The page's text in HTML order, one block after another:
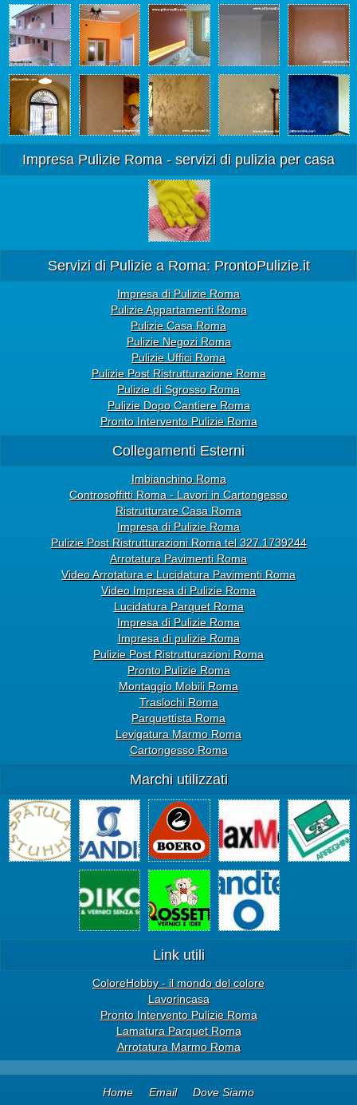
Impresa Pulizie Roma - servizi di pulizia per casa
Servizi di Pulizie a Roma: ProntoPulizie.it
Impresa di Pulizie Roma
Pulizie Appartamenti Roma
Pulizie Casa Roma
Pulizie Negozi Roma
Pulizie Uffici Roma
Pulizie Post Ristrutturazione Roma
Pulizie di Sgrosso Roma
Pulizie Dopo Cantiere Roma
Pronto Intervento Pulizie Roma
Collegamenti Esterni
Imbianchino Roma
Controsoffitti Roma - Lavori in Cartongesso
Ristrutturare Casa Roma
Impresa di Pulizie Roma
Pulizie Post Ristrutturazioni Roma tel 327.1739244
Arrotatura Pavimenti Roma
Video Arrotatura e Lucidatura Pavimenti Roma
Video Impresa di Pulizie Roma
Lucidatura Parquet Roma
Impresa di Pulizie Roma
Impresa di pulizie Roma
Pulizie Post Ristrutturazioni Roma
Pronto Pulizie Roma
Montaggio Mobili Roma
Traslochi Roma
Parquettista Roma
Levigatura Marmo Roma
Cartongesso Roma
Marchi utilizzati
Link utili
ColoreHobby - il mondo del colore
Lavorincasa
Pronto Intervento Pulizie Roma
Lamatura Parquet Roma
Arrotatura Marmo Roma
Home Email Dove Siamo